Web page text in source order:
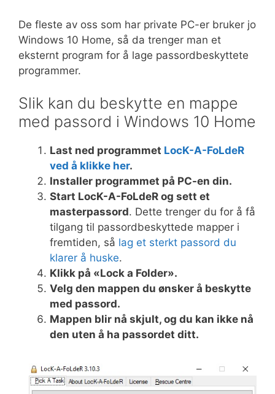
De fleste av oss som har private PC-er bruker jo
Windows 10 Home, så da trenger man et
eksternt program for å lage passordbeskyttete
programmer.
Slik kan du beskytte en mappe
med passord i Windows 10 Home
Last ned programmet LocK-A-FoLdeR
ved å klikke her.
Installer programmet på PC-en din.
Start LocK-A-FoLdeR og sett et
masterpassord. Dette trenger du for å få
tilgang til passordbeskyttede mapper i
fremtiden, så lag et sterkt passord du
klarer å huske.
Klikk på «Lock a Folder».
Velg den mappen du ønsker å beskytte
med passord.
Mappen blir nå skjult, og du kan ikke nå
den uten å ha passordet ditt.